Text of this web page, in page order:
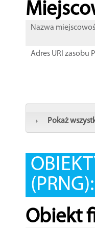
Nazwa
Adres URI zasobu
Pokaż
(PRNG):
Obiekt